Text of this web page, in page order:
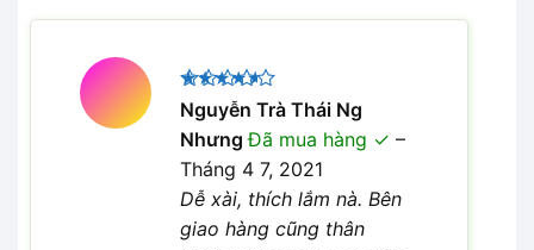
Được
xếp hạng
45 sao
Nguyễn Trà Thái Ng
NhưngĐã mua hàng
–
Tháng 4 7, 2021
Dễ xài, thích lắm nà. Bên
giao hàng cũng thân